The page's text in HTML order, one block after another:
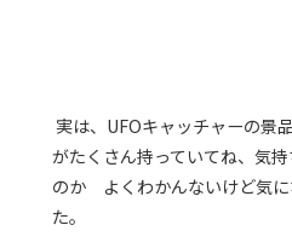
実は、UFOキャッチャーの景
がたくさん持っていてね、気
のか よくわかんないけど気に
た。